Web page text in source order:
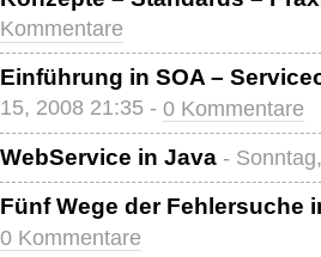
Kommentare
Einführung in SOA –
15, 2008 21:35 - 0 Kommentare
WebService in Java -
Fünf Wege der Fehlersuche
0 Kommentare